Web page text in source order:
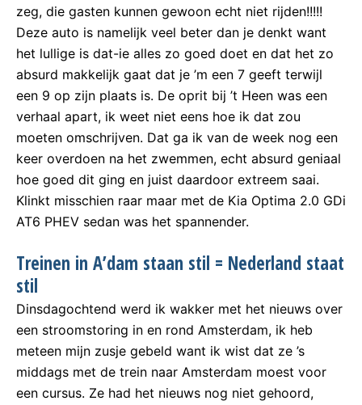
zeg, die gasten kunnen gewoon echt niet rijden!!!!!
Deze auto is namelijk veel beter dan je denkt want
het lullige is dat-ie alles zo goed doet en dat het zo
absurd makkelijk gaat dat je ’m een 7 geeft terwijl
een 9 op zijn plaats is. De oprit bij ’t Heen was een
verhaal apart, ik weet niet eens hoe ik dat zou
moeten omschrijven. Dat ga ik van de week nog een
keer overdoen na het zwemmen, echt absurd geniaal
hoe goed dit ging en juist daardoor extreem saai.
Klinkt misschien raar maar met de Kia Optima 2.0 GDi
AT6 PHEV sedan was het spannender.
Treinen in A’dam staan stil = Nederland staat
stil
Dinsdagochtend werd ik wakker met het nieuws over
een stroomstoring in en rond Amsterdam, ik heb
meteen mijn zusje gebeld want ik wist dat ze ’s
middags met de trein naar Amsterdam moest voor
een cursus. Ze had het nieuws nog niet gehoord,